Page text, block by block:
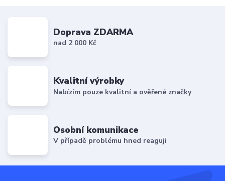
Doprava ZDARMA
nad 2 000 Kč
Kvalitní výrobky
Nabízím pouze kvalitní a ověřené značky
Osobní komunikace
V případě problému hned reaguji